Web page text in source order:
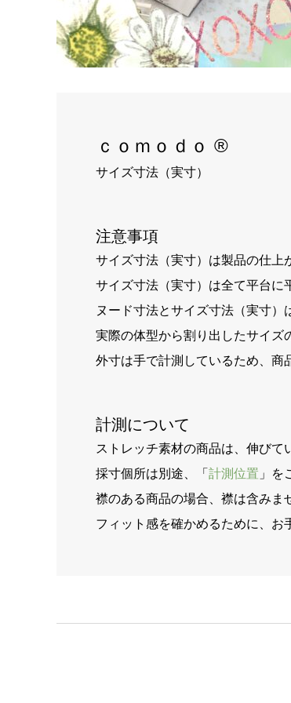
ｃｏｍｏｄｏ ®
サイズ寸法（実寸）
注意事項
サイズ寸法（実寸）は製品の仕上
サイズ寸法（実寸）は全て平台に
ヌード寸法とサイズ寸法（実寸）
実際の体型から割り出したサイズ
外寸は手で計測しているため、商
計測について
ストレッチ素材の商品は、伸びて
採寸個所は別途、「 計測位置 」を
襟のある商品の場合、襟は含みま
フィット感を確かめるために、